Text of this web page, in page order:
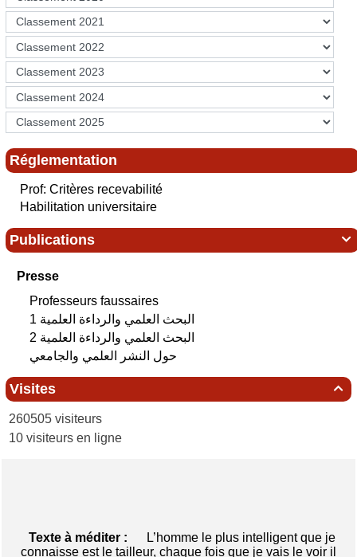
Réglementation
Prof: Critères recevabilité
Habilitation universitaire

Publications
Presse
Professeurs faussaires

Visites
260505 visiteurs
10 visiteurs en ligne
Texte à méditer :
L’homme le plus intelligent que je
connaisse est le tailleur, chaque fois que je vais le voir il